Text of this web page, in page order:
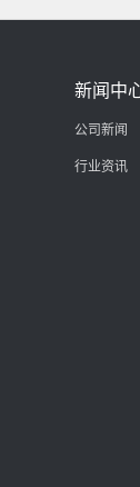
新闻中
公司新闻
行业资讯